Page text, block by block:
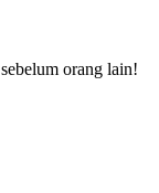
orang lain!